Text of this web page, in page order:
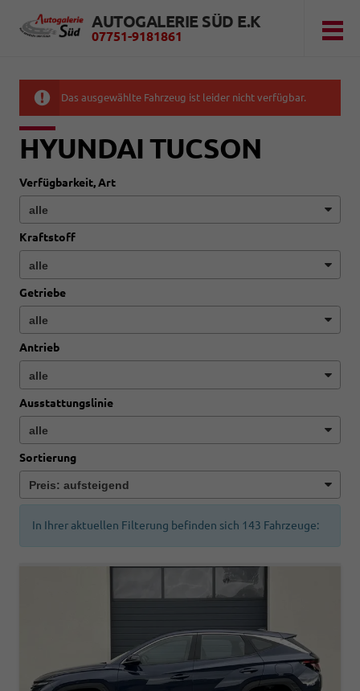
AUTOGALERIE SÜD E.K
07751-9181861
Das ausgewählte Fahrzeug ist leider nicht verfügbar.
HYUNDAI TUCSON
Verfügbarkeit, Art
Kraftstoff
Getriebe
Antrieb
Ausstattungslinie
Sortierung
In Ihrer aktuellen Filterung befinden sich 143 Fahrzeuge: